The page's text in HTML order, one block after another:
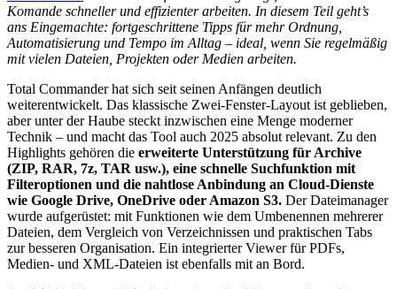
Komande schneller und effizienter arbeiten. In diesem Teil geht’s
ans Eingemachte: fortgeschrittene Tipps für mehr Ordnung,
Automatisierung und Tempo im Alltag – ideal, wenn Sie regelmäßig
mit vielen Dateien, Projekten oder Medien arbeiten.
Total Commander hat sich seit seinen Anfängen deutlich
weiterentwickelt. Das klassische Zwei-Fenster-Layout ist geblieben,
aber unter der Haube steckt inzwischen eine Menge moderner
Technik – und macht das Tool auch 2025 absolut relevant. Zu den
Highlights gehören die erweiterte Unterstützung für Archive
(ZIP, RAR, 7z, TAR usw.), eine schnelle Suchfunktion mit
Filteroptionen und die nahtlose Anbindung an Cloud-Dienste
wie Google Drive, OneDrive oder Amazon S3. Der Dateimanager
wurde aufgerüstet: mit Funktionen wie dem Umbenennen mehrerer
Dateien, dem Vergleich von Verzeichnissen und praktischen Tabs
zur besseren Organisation. Ein integrierter Viewer für PDFs,
Medien- und XML-Dateien ist ebenfalls mit an Bord.